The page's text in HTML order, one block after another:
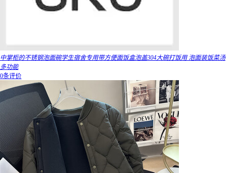
中掌柜的不锈钢泡面碗学生宿舍专用带方便面饭盒泡盖304大碗打饭用 泡面装饭菜汤
多功能
0条评价